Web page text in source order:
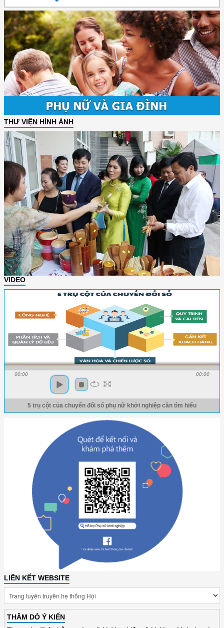
THƯ VIỆN HÌNH ẢNH
VIDEO
00:00 00:00
5 trụ cột của chuyển đổi số phụ nữ khởi nghiệp cần tìm hiểu
LIÊN KẾT WEBSITE
THĂM DÒ Ý KIẾN